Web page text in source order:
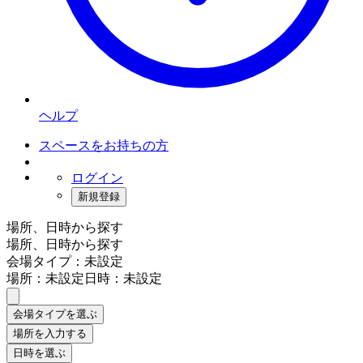
ヘルプ
スペースをお持ちの方
ログイン
新規登録
場所、日時から探す
場所、日時から探す
会場タイプ：未設定
場所：未設定日時：未設定
会場タイプを選ぶ
場所を入力する
日時を選ぶ